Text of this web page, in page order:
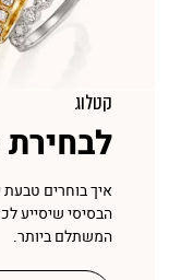
קטלוג
איך בוחרים טבעת
הבסיסי שיסייע
המשתלם ביותר.